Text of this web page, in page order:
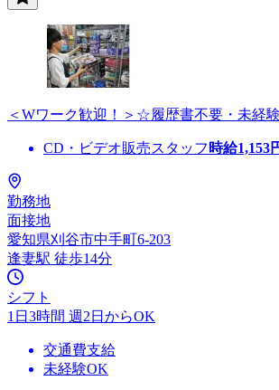
＜Wワーク歓迎！＞☆履歴書不要・未経
CD・ビデオ販売スタッフ 時給1,153
勤務地
面接地
愛知県刈谷市中手町6-203
逢妻駅 徒歩14分
シフト
1日3時間 週2日からOK
交通費支給
未経験OK